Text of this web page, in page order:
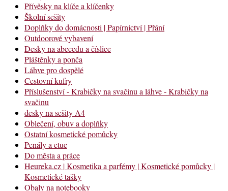
Přívěsky na klíče a klíčenky
Školní sešity
Doplňky do domácnosti | Papírnictví | Přání
Outdoorové vybavení
Desky na abecedu a číslice
Pláštěnky a ponča
Láhve pro dospělé
Cestovní kufry
Příslušenství - Krabičky na svačinu a láhve - Krabičky na
svačinu
desky na sešity A4
Oblečení, obuv a doplňky
Ostatní kosmetické pomůcky
Penály a etue
Do města a práce
Heureka.cz | Kosmetika a parfémy | Kosmetické pomůcky |
Kosmetické tašky
Obaly na notebooky